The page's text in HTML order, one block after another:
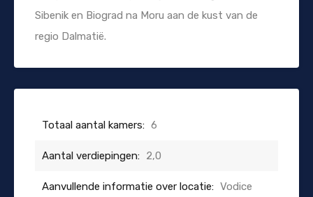
Sibenik en Biograd na Moru aan de kust van de
regio Dalmatië.
Totaal aantal kamers: 6
Aantal verdiepingen: 2,0
Aanvullende informatie over locatie: Vodice